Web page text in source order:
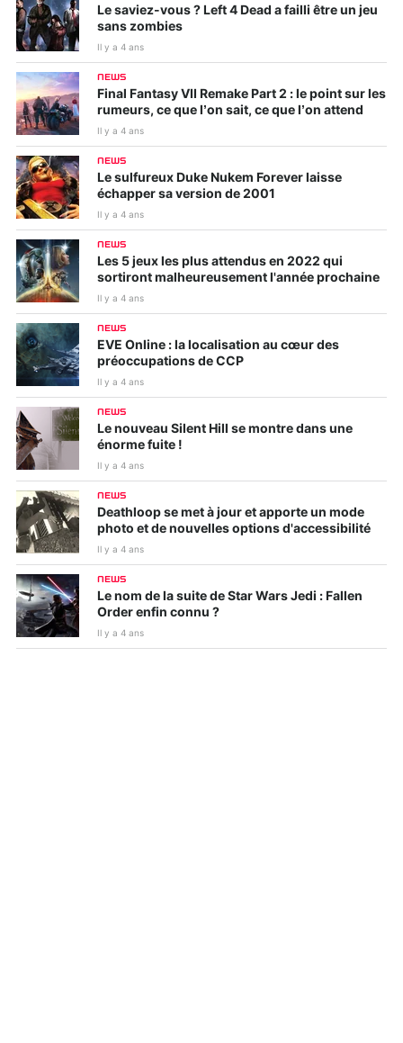
Le saviez-vous ? Left 4 Dead a failli être un jeu
sans zombies
Il y a 4 ans
NEWS
Final Fantasy VII Remake Part 2 : le point sur les
rumeurs, ce que l’on sait, ce que l’on attend
Il y a 4 ans
NEWS
Le sulfureux Duke Nukem Forever laisse
échapper sa version de 2001
Il y a 4 ans
NEWS
Les 5 jeux les plus attendus en 2022 qui
sortiront malheureusement l'année prochaine
Il y a 4 ans
NEWS
EVE Online : la localisation au cœur des
préoccupations de CCP
Il y a 4 ans
NEWS
Le nouveau Silent Hill se montre dans une
énorme fuite !
Il y a 4 ans
NEWS
Deathloop se met à jour et apporte un mode
photo et de nouvelles options d'accessibilité
Il y a 4 ans
NEWS
Le nom de la suite de Star Wars Jedi : Fallen
Order enfin connu ?
Il y a 4 ans